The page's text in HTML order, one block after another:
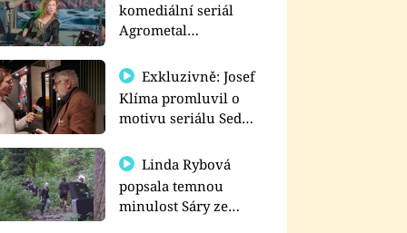
komediální seriál
Agrometal
prima+
Exkluzivně: Josef
Klíma promluvil o
motivu seriálu Sedm
Linda Rybová
popsala temnou
minulost Sáry ze